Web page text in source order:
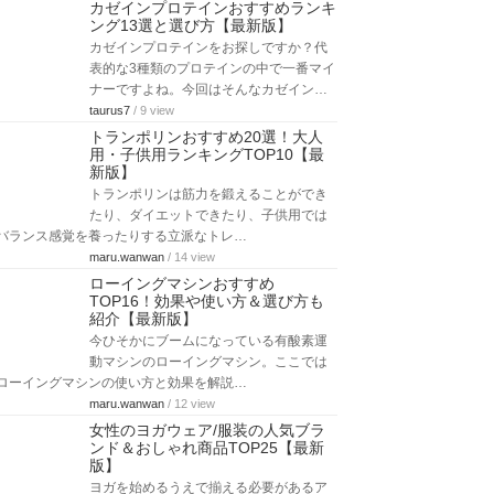
カゼインプロテインおすすめランキ
ング13選と選び方【最新版】
カゼインプロテインをお探しですか？代
表的な3種類のプロテインの中で一番マイ
ナーですよね。今回はそんなカゼイン…
taurus7 / 9 view
トランポリンおすすめ20選！大人
用・子供用ランキングTOP10【最
新版】
トランポリンは筋力を鍛えることができ
たり、ダイエットできたり、子供用では
ランス感覚を養ったりする立派なトレ…
maru.wanwan / 14 view
ローイングマシンおすすめ
TOP16！効果や使い方＆選び方も
紹介【最新版】
今ひそかにブームになっている有酸素運
動マシンのローイングマシン。ここでは
ーイングマシンの使い方と効果を解説…
maru.wanwan / 12 view
女性のヨガウェア/服装の人気ブラ
ンド＆おしゃれ商品TOP25【最新
版】
ヨガを始めるうえで揃える必要があるア